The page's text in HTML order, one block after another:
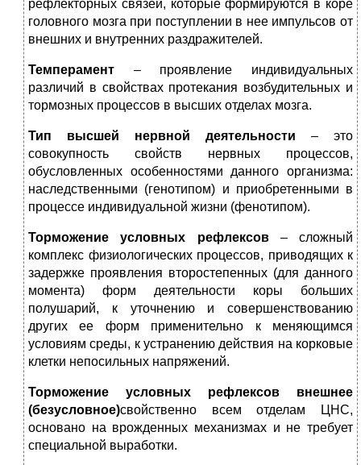
рефлекторных связей, которые формируются в коре
головного мозга при поступлении в нее импульсов от
внешних и внутренних раздражителей.
Темперамент – проявление индивидуальных
различий в свойствах протекания возбудительных и
тормозных процессов в высших отделах мозга.
Тип высшей нервной деятельности
– это
совокупность свойств нервных процессов,
обусловленных особенностями данного организма:
наследственными (генотипом) и приобретенными в
процессе индивидуальной жизни (фенотипом).
Торможение условных рефлексов– сложный
комплекс физиологических процессов, приводящих к
задержке проявления второстепенных (для данного
момента) форм деятельности коры больших
полушарий, к уточнению и совершенствованию
других ее форм применительно к меняющимся
условиям среды, к устранению действия на корковые
клетки непосильных напряжений.
Торможение условных рефлексов внешнее
(безусловное)свойственно всем отделам ЦНС,
основано на врожденных механизмах и не требует
специальной выработки.